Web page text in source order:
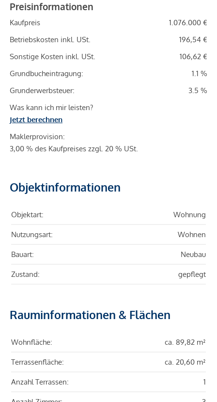
Preisinformationen
Kaufpreis
1.076.000 €
Betriebskosten inkl. USt.
196,54 €
Sonstige Kosten inkl. USt.
106,62 €
Grundbucheintragung:
1.1 %
Grunderwerbsteuer:
3.5 %
Was kann ich mir leisten?
Jetzt berechnen
Maklerprovision:
3,00 % des Kaufpreises zzgl. 20 % USt.
Objektinformationen
Objektart: Wohnung
Nutzungsart: Wohnen
Bauart: Neubau
Zustand: gepflegt
Rauminformationen & Flächen
Wohnfläche: ca. 89,82 m²
Terrassenfläche: ca. 20,60 m²
Anzahl Terrassen: 1